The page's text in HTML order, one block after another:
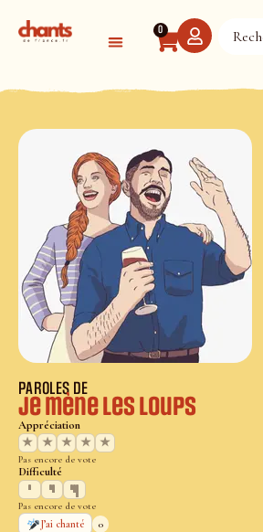
0
PAROLES DE
Je mène les loups
Appréciation
★
★ ★ ★ ★
Pas encore de vote
Difficulté
Pas encore de vote
J’ai chanté
0